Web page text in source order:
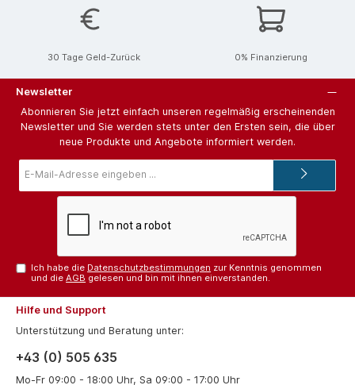
30 Tage Geld-Zurück 0% Finanzierung
Newsletter
Abonnieren Sie jetzt einfach unseren regelmäßig erscheinenden
Newsletter und Sie werden stets unter den Ersten sein, die über
neue Produkte und Angebote informiert werden.
Mail-
Ich habe die Datenschutzbestimmungen zur Kenntnis genommen
und dieAGB gelesen und bin mit ihnen einverstanden.
Hilfe und Support
Unterstützung und Beratung unter:
+43 (0) 505 635
Mo-Fr 09:00 - 18:00 Uhr, Sa 09:00 - 17:00 Uhr